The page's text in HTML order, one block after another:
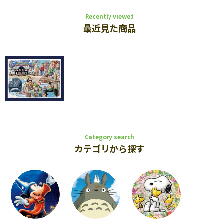
Recently viewed
最近見た商品
Category search
カテゴリから探す